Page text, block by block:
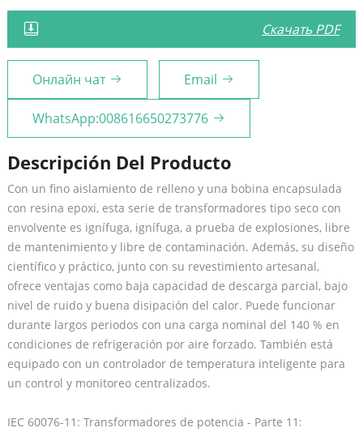
Скачать PDF
Онлайн чат Email
WhatsApp:008616650273776
Descripción Del Producto
Con un fino aislamiento de relleno y una bobina encapsulada
con resina epoxi, esta serie de transformadores tipo seco con
envolvente es ignífuga, ignífuga, a prueba de explosiones, libre
de mantenimiento y libre de contaminación. Además, su diseño
científico y práctico, junto con su revestimiento artesanal,
ofrece ventajas como baja capacidad de descarga parcial, bajo
nivel de ruido y buena disipación del calor. Puede funcionar
durante largos periodos con una carga nominal del 140 % en
condiciones de refrigeración por aire forzado. También está
equipado con un controlador de temperatura inteligente para
un control y monitoreo centralizados.
IEC 60076-11: Transformadores de potencia - Parte 11: